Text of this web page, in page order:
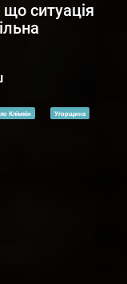
ситуація
Клімкін Угорщина